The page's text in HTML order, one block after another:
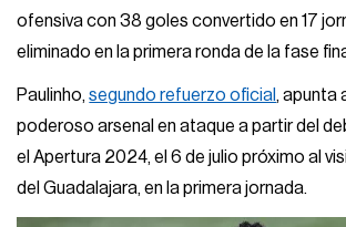
ofensiva con 38 goles convertido en 17
eliminado en la primera ronda de la fase
Paulinho,segundo refuerzo oficial , apunta
poderoso arsenal en ataque a partir del
el Apertura 2024, el 6 de julio próximo al
del Guadalajara, en la primera jornada.